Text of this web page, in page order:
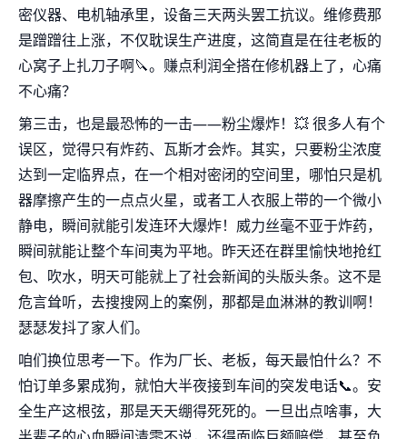
密仪器、电机轴承里，设备三天两头罢工抗议。维修费那
是蹭蹭往上涨，不仅耽误生产进度，这简直是在往老板的
心窝子上扎刀子啊🔪。赚点利润全搭在修机器上了，心痛
不心痛？
第三击，也是最恐怖的一击——粉尘爆炸！💥 很多人有个
误区，觉得只有炸药、瓦斯才会炸。其实，只要粉尘浓度
达到一定临界点，在一个相对密闭的空间里，哪怕只是机
器摩擦产生的一点点火星，或者工人衣服上带的一个微小
静电，瞬间就能引发连环大爆炸！威力丝毫不亚于炸药，
瞬间就能让整个车间夷为平地。昨天还在群里愉快地抢红
包、吹水，明天可能就上了社会新闻的头版头条。这不是
危言耸听，去搜搜网上的案例，那都是血淋淋的教训啊！
瑟瑟发抖了家人们。
咱们换位思考一下。作为厂长、老板，每天最怕什么？不
怕订单多累成狗，就怕大半夜接到车间的突发电话📞。安
全生产这根弦，那是天天绷得死死的。一旦出点啥事，大